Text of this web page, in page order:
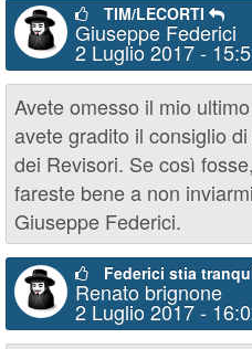
TIM/LECORTI
Giuseppe Federici
2 Luglio 2017 -
Avete omesso il mio
avete gradito il consiglio
dei Revisori. Se così
fareste bene a non
Giuseppe Federici.
Federici stia
Renato brignone
2 Luglio 2017 -